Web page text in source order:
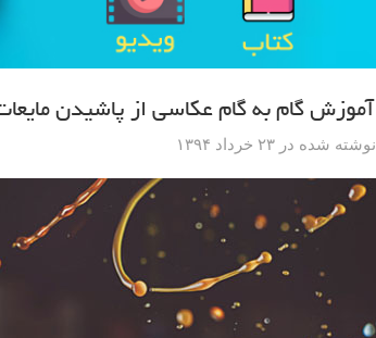
آموزش گام به گام عکاسی از پاشیدن
نوشته شده در ۲۳ خرداد ۱۳۹۴